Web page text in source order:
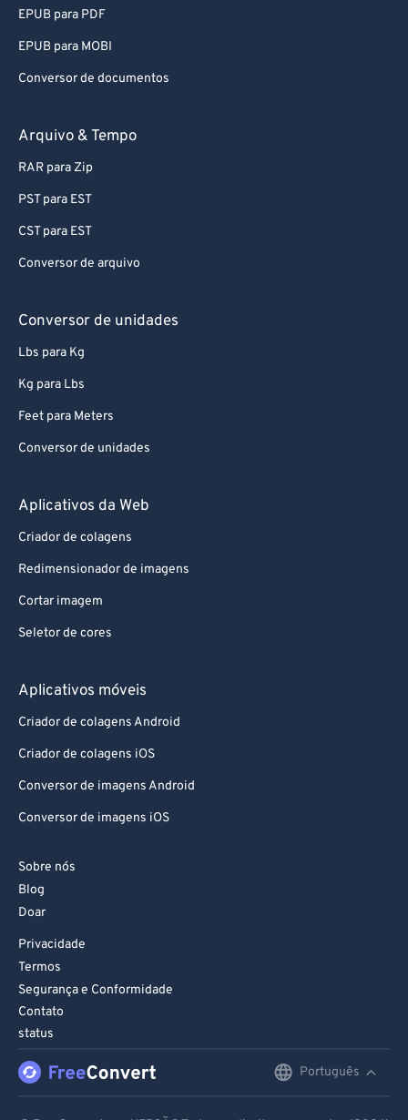
EPUB para PDF
EPUB para MOBI
Conversor de documentos
Arquivo & Tempo
RAR para Zip
PST para EST
CST para EST
Conversor de arquivo
Conversor de unidades
Lbs para Kg
Kg para Lbs
Feet para Meters
Conversor de unidades
Aplicativos da Web
Criador de colagens
Redimensionador de imagens
Cortar imagem
Seletor de cores
Aplicativos móveis
Criador de colagens Android
Criador de colagens iOS
Conversor de imagens Android
Conversor de imagens iOS
Sobre nós
Blog
Doar
Privacidade
Termos
Segurança e Conformidade
Contato
status
Português